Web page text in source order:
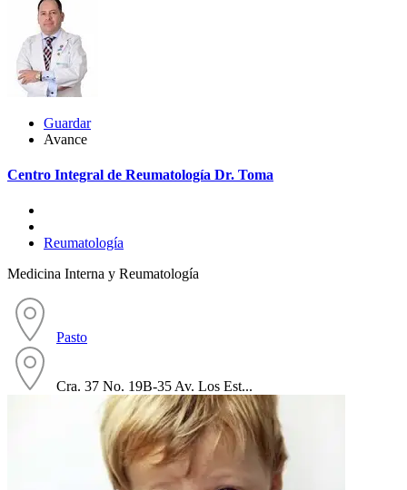
Guardar
Avance
Centro Integral de Reumatología Dr. Toma
Reumatología
Medicina Interna y Reumatología
Pasto
Cra. 37 No. 19B-35 Av. Los Est...